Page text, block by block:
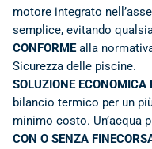
motore integrato
semplice, evitando
CONFORMEalla
Sicurezza delle piscine.
SOLUZIONE ECONOMICA
bilancio termico per un
minimo costo. Un’acqua
CON O SENZA